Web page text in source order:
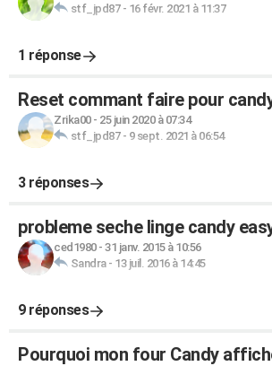
stf_jpd87- 16 févr. 2021 à 11:37
1 réponse
Reset commant faire pour
Zrika00- 25 juin 2020 à 07:34
stf_jpd87- 9 sept. 2021 à 06:54
3 réponses
probleme seche linge candy
ced1980- 31 janv. 2015 à 10:56
Sandra- 13 juil. 2016 à 14:45
9 réponses
Pourquoi mon four Candy